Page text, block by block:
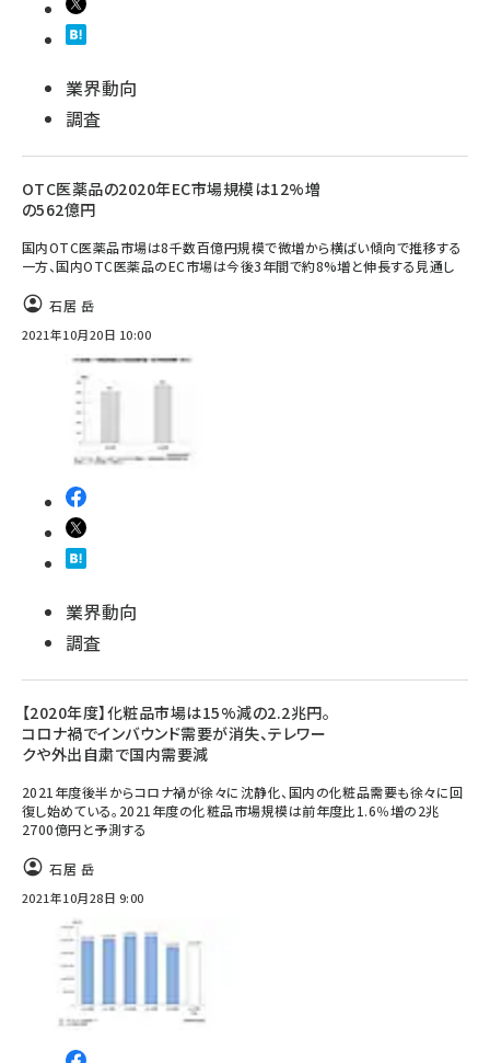
業界動向
調査
OTC医薬品の2020年EC市場規模は12%増
の562億円
国内OTC医薬品市場は8千数百億円規模で微増から横ばい傾向で推移する
一方、国内OTC医薬品のEC市場は今後3年間で約8%増と伸長する見通し
石居 岳
2021年10月20日 10:00
業界動向
調査
【2020年度】化粧品市場は15%減の2.2兆円。
コロナ禍でインバウンド需要が消失、テレワー
クや外出自粛で国内需要減
2021年度後半からコロナ禍が徐々に沈静化、国内の化粧品需要も徐々に回
復し始めている。2021年度の化粧品市場規模は前年度比1.6％増の2兆
2700億円と予測する
石居 岳
2021年10月28日 9:00